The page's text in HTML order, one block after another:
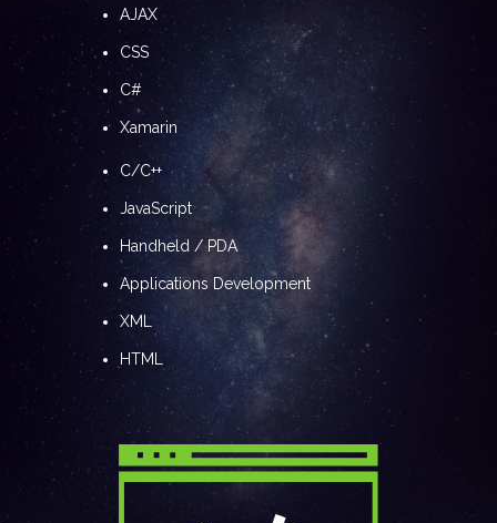
AJAX
CSS
C#
Xamarin
C/C++
JavaScript
Handheld / PDA
Applications Development
XML
HTML